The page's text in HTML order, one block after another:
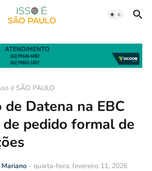
é SÃO PAULO
Datena na EBC
pedido formal de
- quarta-feira, fevereiro 11, 2026